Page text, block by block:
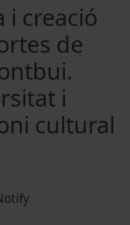
i creació
de
i
cultural